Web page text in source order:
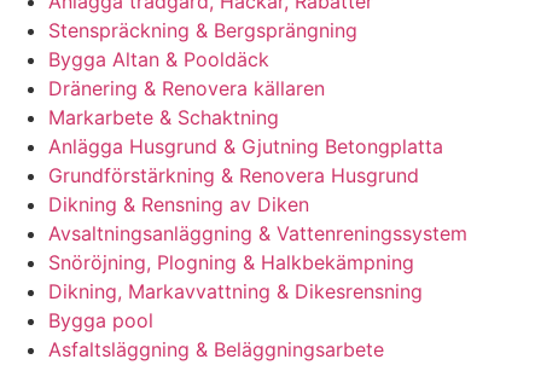
Stenspräckning & Bergsprängning
Bygga Altan & Pooldäck
Dränering & Renovera källaren
Markarbete & Schaktning
Anlägga Husgrund & Gjutning Betongplatta
Grundförstärkning & Renovera Husgrund
Dikning & Rensning av Diken
Avsaltningsanläggning & Vattenreningssystem
Snöröjning, Plogning & Halkbekämpning
Dikning, Markavvattning & Dikesrensning
Bygga pool
Asfaltsläggning & Beläggningsarbete